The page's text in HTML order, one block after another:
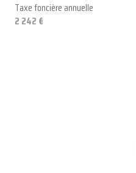
Taxe foncière annuelle
2 242 €